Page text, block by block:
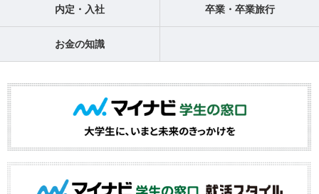
内定・入社 卒業・卒業旅行
お金の知識